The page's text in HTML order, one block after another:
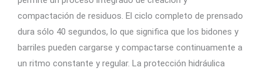
compactación de residuos. El ciclo completo de prensado
dura sólo 40 segundos, lo que significa que los bidones y
barriles pueden cargarse y compactarse continuamente a
un ritmo constante y regular. La protección hidráulica